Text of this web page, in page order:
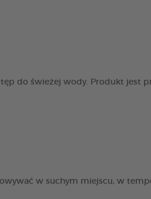
do świeżej wody. Produkt jest
w suchym miejscu, w